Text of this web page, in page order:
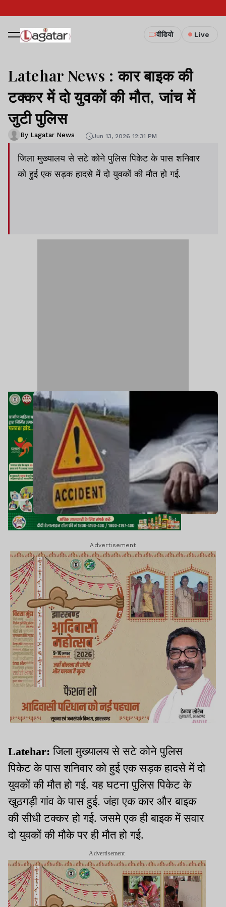
वीडियो Live
Latehar News : कार बाइक की
टक्कर में दो युवकों की मौत, जांच में
जुटी पुलिस
By Lagatar News Jun 13, 2026 12:31 PM
जिला मुख्यालय से सटे कोने पुलिस पिकेट के पास शनिवार
को हुई एक सड़क हादसे में दो युवकों की मौत हो गई.
Advertisement
Latehar: जिला मुख्यालय से सटे कोने पुलिस
पिकेट के पास शनिवार को हुई एक सड़क हादसे में दो
युवकों की मौत हो गई. यह घटना पुलिस पिकेट के
खुठगड़ी गांव के पास हुई. जंहा एक कार और बाइक
की सीधी टक्कर हो गई. जसमे एक ही बाइक में सवार
दो युवकों की मौके पर ही मौत हो गई.
Advertisement